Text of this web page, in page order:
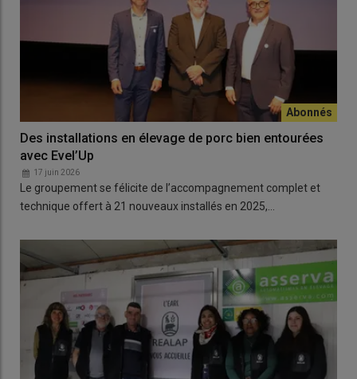
Des installations en élevage de porc bien entourées
avec Evel’Up
17 juin 2026
Le groupement se félicite de l’accompagnement complet et
technique offert à 21 nouveaux installés en 2025,…